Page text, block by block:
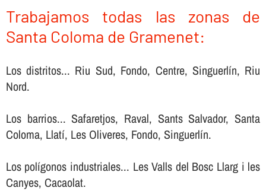
Trabajamos todas las zonas de
Santa Coloma de Gramenet:
Los distritos... Riu Sud, Fondo, Centre, Singuerlín, Riu
Nord.
Los barrios... Safaretjos, Raval, Sants Salvador, Santa
Coloma, Llatí, Les Oliveres, Fondo, Singuerlín.
Los polígonos industriales... Les Valls del Bosc Llarg i les
Canyes, Cacaolat.